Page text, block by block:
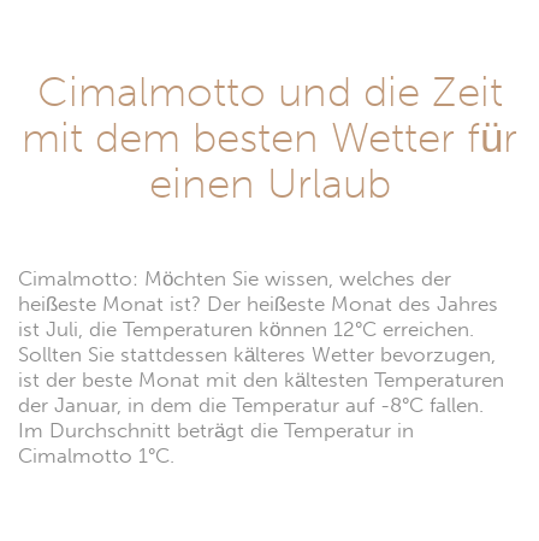
Cimalmotto und die Zeit
mit dem besten Wetter für
einen Urlaub
Cimalmotto: Möchten Sie wissen, welches der
heißeste Monat ist? Der heißeste Monat des Jahres
ist Juli, die Temperaturen können 12°C erreichen.
Sollten Sie stattdessen kälteres Wetter bevorzugen,
ist der beste Monat mit den kältesten Temperaturen
der Januar, in dem die Temperatur auf -8°C fallen.
Im Durchschnitt beträgt die Temperatur in
Cimalmotto 1°C.